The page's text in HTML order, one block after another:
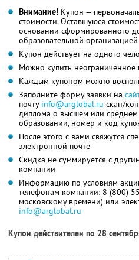
Внимание! Купон —
стоимости. Оставшуюся
основании сформированного
образовательной организацией
Купон действует на одного
Можно купить неограниченное
Каждым купоном можно
Заполните форму заявки на
почту info@arglobal.ru скан/
диплома о высшем или
образовании, номер и код
После этого с вами свяжутся
электронной почте
Скидка не суммируется с
компании
Информацию по условиям
телефонам компании: 8 (800)
московскому времени) или
info@arglobal.ru
Купон действителен по 28